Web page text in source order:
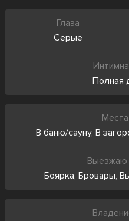
Глаза
Серые
Полная
В баню/сауну, В
Выезжаю
Боярка, Бровары,